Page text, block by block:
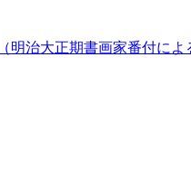
明治大正期書画家番付によ